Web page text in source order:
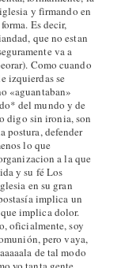
y firmando en
Es decir,
que no estan
va a
Como cuando
izquierdas se
«aguantaban»
del mundo y de
digo sin ironia, son
postura, defender
lo que
a la que
y su fé Los
en su gran
implica un
implica dolor.
oficialmente, soy
pero vaya,
de tal modo